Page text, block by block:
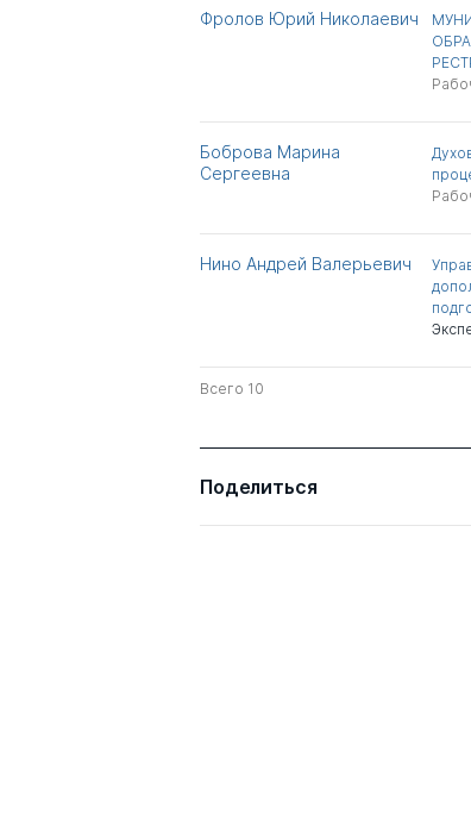
Фролов Юрий Николаевич
Боброва Марина
Сергеевна
Нино Андрей Валерьевич
Всего 10
Поделиться